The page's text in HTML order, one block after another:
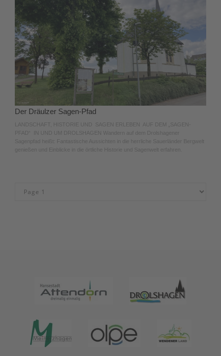
Der Dräulzer Sagen-Pfad
LANDSCHAFT, HISTORIE UND SAGEN ERLEBEN AUF DEM „SAGEN-
PFAD“ IN UND UM DROLSHAGEN Wandern auf dem Drolshagener
Sagenpfad heißt: Fantastische Aussichten in die herrliche Sauerländer Bergwelt
genießen und Einblicke in die örtliche Historie und Sagenwelt erfahren.